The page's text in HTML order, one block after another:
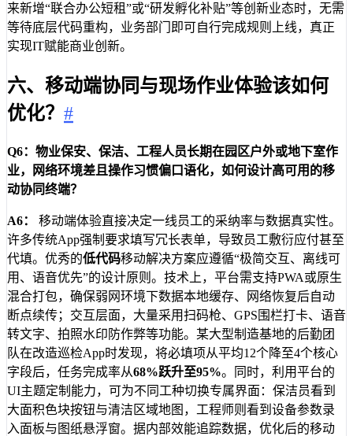
来新增“联合办公短租”或“研发孵化补贴”等创新业态时，无需
等待底层代码重构，业务部门即可自行完成规则上线，真正
实现IT赋能商业创新。
六、移动端协同与现场作业体验该如何
优化？ #
Q6：物业保安、保洁、工程人员长期在园区户外或地下室作
业，网络环境差且操作习惯偏口语化，如何设计高可用的移
动协同终端？
A6：
移动端体验直接决定一线员工的采纳率与数据真实性。
许多传统App强制要求填写冗长表单，导致员工敷衍应付甚至
代填。优秀的低代码移动解决方案应遵循“极简交互、离线可
用、语音优先”的设计原则。技术上，平台需支持PWA或原生
混合打包，确保弱网环境下数据本地缓存、网络恢复后自动
断点续传；交互层面，大量采用扫码枪、GPS围栏打卡、语音
转文字、拍照水印防作弊等功能。某大型制造基地的后勤团
队在改造巡检App时发现，将必填项从平均12个降至4个核心
字段后，任务完成率从68%跃升至95%。同时，利用平台的
UI主题定制能力，可为不同工种切换专属界面：保洁员看到
大面积色块按钮与清洁区域地图，工程师则看到设备参数录
入面板与图纸悬浮窗。据内部效能追踪数据，优化后的移动